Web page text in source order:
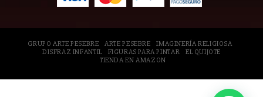
GRUPO ARTE PESEBRE ARTE PESEBRE
IMAGINERÍA RELIGIOSA
DISFRAZ INFANTIL
FIGURAS PARA PINTAR
EL QUIJOTE
TIENDA EN AMAZON